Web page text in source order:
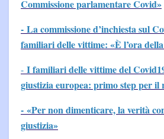
Commissione parlamentare Covid»
- La commissione d’inchiesta sul
familiari delle vittime: «È l’ora
- I familiari delle vittime del
giustizia europea: primo step per il
- «Per non dimenticare, la verità
giustizia»